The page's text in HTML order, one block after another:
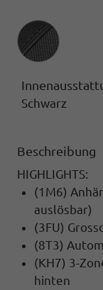
Schwarz
Beschreibung
HIGHLIGHTS:
(1M6)
auslösbar)
(3FU)
(8T3)
(KH7) 3-
hinten